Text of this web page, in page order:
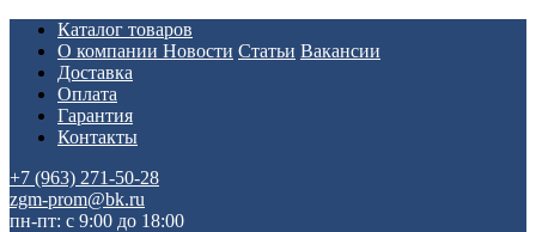
Каталог товаров
О компании Новости Статьи Вакансии
Доставка
Оплата
Гарантия
Контакты
+7 (963) 271-50-28
zgm-prom@bk.ru
пн-пт: с 9:00 до 18:00